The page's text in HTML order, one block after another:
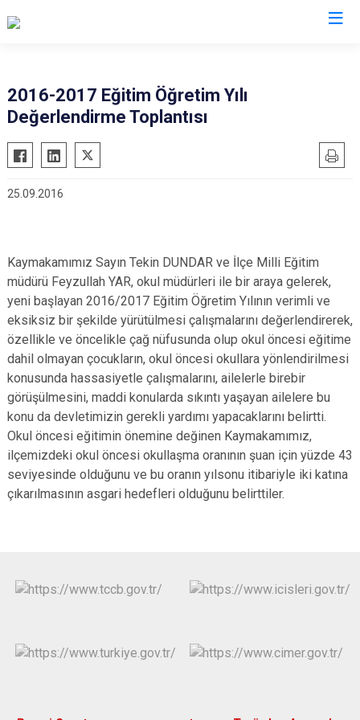
Beşiri
Gercüş
Kozluk
2016-2017 Eğitim Öğretim Yılı
Değerlendirme Toplantısı
25.09.2016
Kaymakamımız Sayın Tekin DUNDAR ve İlçe Milli Eğitim
müdürü Feyzullah YAR, okul müdürleri ile bir araya gelerek,
yeni başlayan 2016/2017 Eğitim Öğretim Yılının verimli ve
eksiksiz bir şekilde yürütülmesi çalışmalarını değerlendirerek,
özellikle ve öncelikle çağ nüfusunda olup okul öncesi eğitime
dahil olmayan çocukların, okul öncesi okullara yönlendirilmesi
konusunda hassasiyetle çalışmalarını, ailelerle birebir
görüşülmesini, maddi konularda sıkıntı yaşayan ailelere bu
konu da devletimizin gerekli yardımı yapacaklarını belirtti.
Okul öncesi eğitimin önemine değinen Kaymakamımız,
ilçemizdeki okul öncesi okullaşma oranının şuan için yüzde 43
seviyesinde olduğunu ve bu oranın yılsonu itibariyle iki katına
çıkarılmasının asgari hedefleri olduğunu belirttiler.